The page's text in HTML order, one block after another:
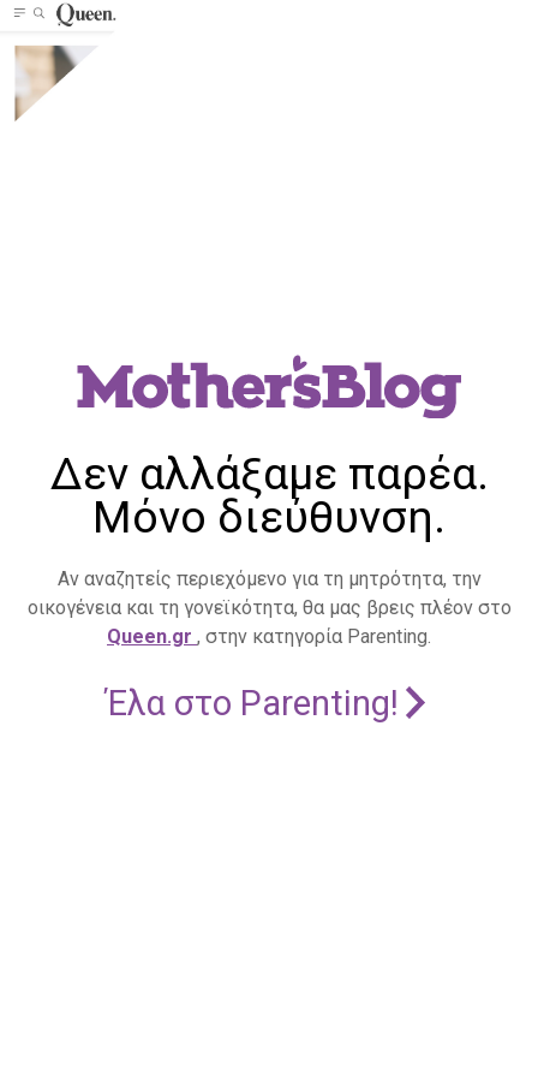
Δεν αλλάξαμε παρέα.
Μόνο διεύθυνση.
Αν αναζητείς περιεχόμενο για τη μητρότητα, την
οικογένεια και τη γονεϊκότητα, θα μας βρεις πλέον στο
Queen.gr , στην κατηγορία Parenting.
Έλα στο Parenting!